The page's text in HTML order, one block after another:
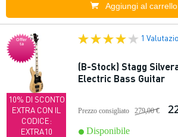
Aggiungi al carrello
Offer
ta
10% DI SCONTO
EXTRA CON IL
CODICE:
EXTRA10
1
(B-Stock) Stagg
Electric Bass Guitar
Prezzo consigliato 279,00 €
Disponibile